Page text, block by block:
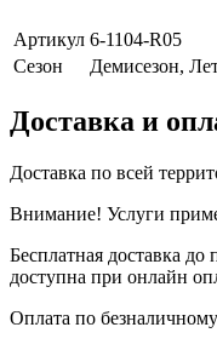
Артикул 6-1104-R05
Сезон
Демисезон,
Доставка и
Доставка по всей
Внимание! Услуги
Бесплатная доставка
доступна при онлайн
Оплата по